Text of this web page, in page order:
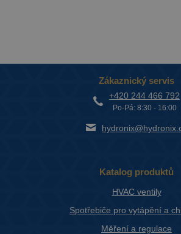
Zákaznický servis
+420 244 466 792
Po-Pá: 8:30 - 16:00
Katalog produktů
HVAC ventily
Spotřebiče pro vytápění a
Měření a regulace